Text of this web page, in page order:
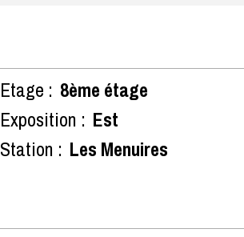
Etage : 8ème étage
Exposition : Est
Station : Les Menuires